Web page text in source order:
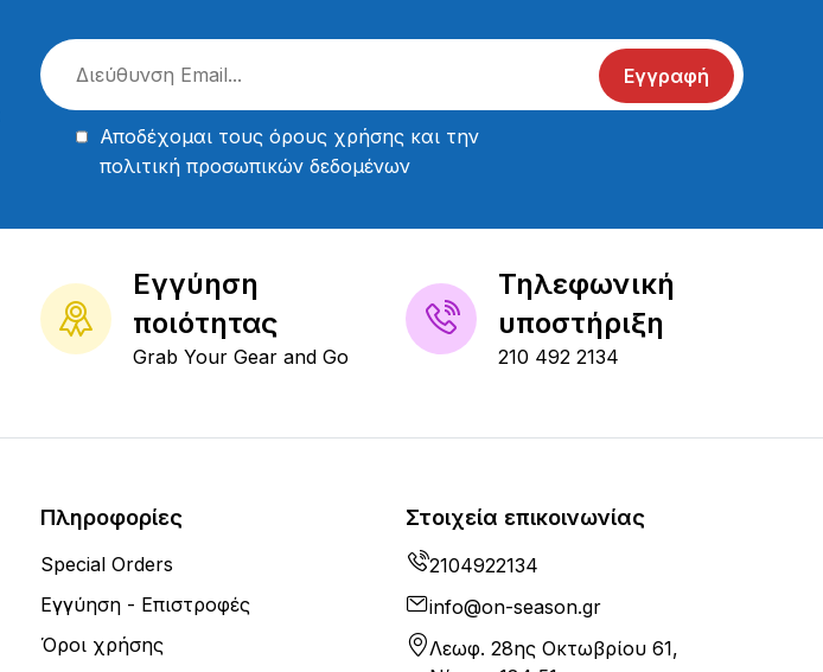
Εγγραφή
Αποδέχομαι τους όρους χρήσης και την
πολιτική προσωπικών δεδομένων
Εγγύηση
ποιότητας
Grab Your Gear and Go
Τηλεφωνική
υποστήριξη
210 492 2134
Στοιχεία επικοινωνίας
2104922134
info@on-season.gr
Λεωφ. 28ης Οκτωβρίου 61,
Πληροφορίες
Special Orders
Εγγύηση - Επιστροφές
Όροι χρήσης